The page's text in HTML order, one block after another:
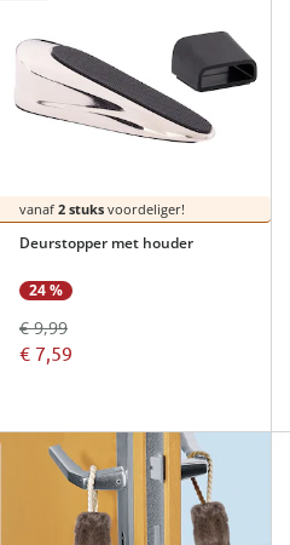
vanaf 2 stuks voordeliger!
Deurstopper met houder
24 %
€ 9,99
€ 7,59